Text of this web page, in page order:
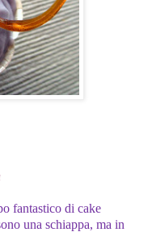
fantastico di cake
una schiappa, ma in